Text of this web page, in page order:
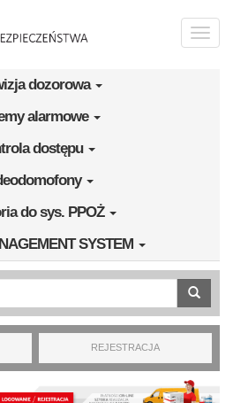
Toggle
dozorowa
alarmowe
dostępu
do sys. PPOŻ
SYSTEM
REJESTRACJA